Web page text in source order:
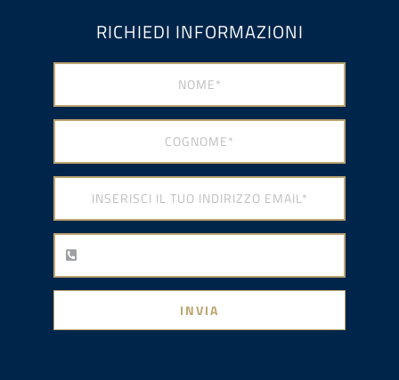
RICHIEDI INFORMAZIONI
INVIA